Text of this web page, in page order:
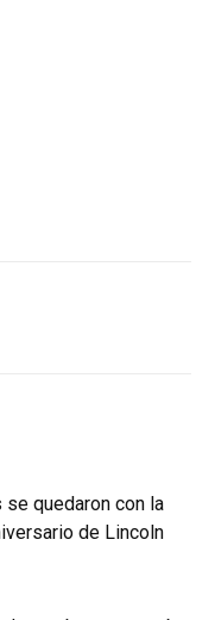
quedaron con la
de Lincoln